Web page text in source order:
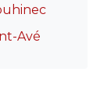
Avé